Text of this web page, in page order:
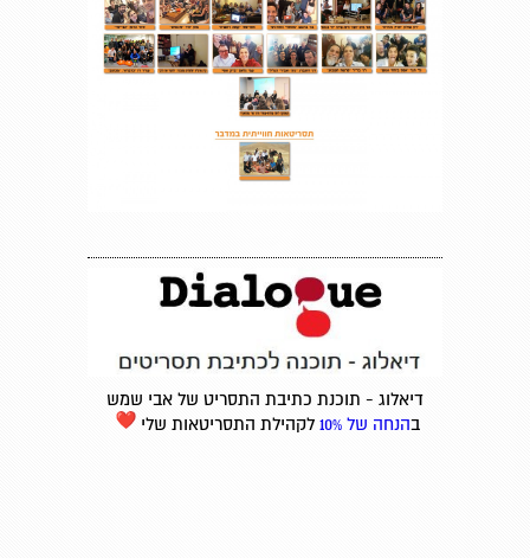
דיאלוג - תוכנת כתיבת התסריט של אבי שמש
בהנחה של 10% לקהילת התסריטאות שלי